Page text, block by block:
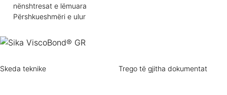
nënshtresat e lëmuara
Përshkueshmëri e ulur
Skeda teknike Trego të gjitha dokumentat